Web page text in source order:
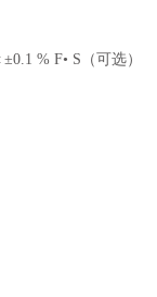
% F• S（可选）